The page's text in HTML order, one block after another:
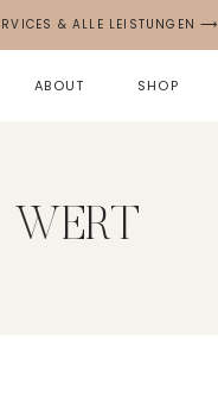
& ALLE LEISTUNGEN ⟶
ABOUT SHOP
WERT